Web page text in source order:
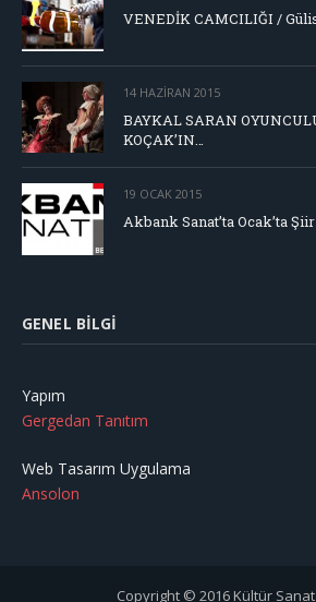
VENEDİK CAMCILIĞI /
14 HAZIRAN 2015
BAYKAL SARAN
KOÇAK’IN…
19 OCAK 2015
Akbank Sanat’ta Ocak’ta
GENEL BILGI
Yapım
Gergedan Tanıtım
Web Tasarım Uygulama
Ansolon
Copyright © 2016 Kültür Sanat